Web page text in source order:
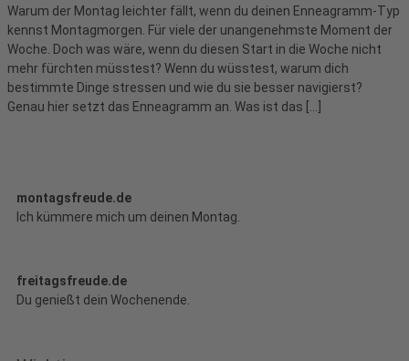
Warum der Montag leichter fällt, wenn du deinen Enneagramm-Typ
kennst Montagmorgen. Für viele der unangenehmste Moment der
Woche. Doch was wäre, wenn du diesen Start in die Woche nicht
mehr fürchten müsstest? Wenn du wüsstest, warum dich
bestimmte Dinge stressen und wie du sie besser navigierst?
Genau hier setzt das Enneagramm an. Was ist das […]
montagsfreude.de
Ich kümmere mich um deinen Montag.
freitagsfreude.de
Du genießt dein Wochenende.